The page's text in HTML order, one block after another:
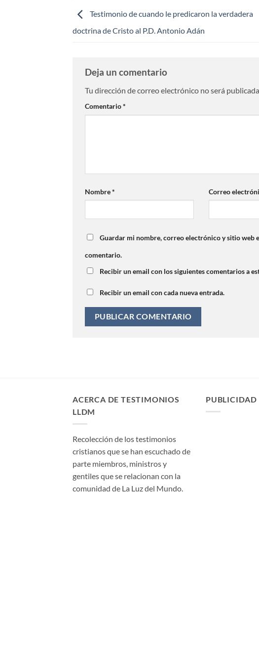
Testimonio de cuando le predicaron la verdadera
doctrina de Cristo al P.D. Antonio Adán
Deja un comentario
Tu dirección de correo electrónico no será
Comentario*
Nombre* Correo
Guardar mi nombre, correo electrónico y sitio web
comentario.
Recibir un email con los siguientes comentarios a
Recibir un email con cada nueva entrada.
ACERCA DE TESTIMONIOS
LLDM
Recolección de los testimonios
cristianos que se han escuchado de
parte miembros, ministros y
gentiles que se relacionan con la
comunidad de La Luz del Mundo.
PUBLICIDAD